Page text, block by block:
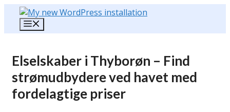
Hop
indhold
Elselskaber i Thyborøn – Find
strømudbydere ved havet med
fordelagtige priser